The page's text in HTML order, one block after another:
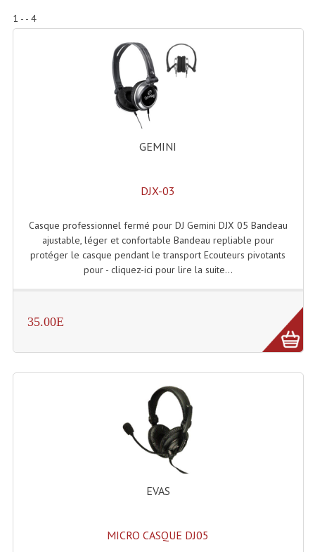
Cellule (s)
Diamants
Pieds D'enceintes
Amplificateurs Multi-Canaux
Casques Stéréo
Compresseurs , Limiteurs , Noise Gate
Egaliseur Egaliseurs
Enceintes, Système Amplifiés
Enceintes Passives Sono
Retours De Scène
Enceinte Nomade Bluetooth
1 - - 4
GEMINI
DJX-03
Casque professionnel fermé pour DJ Gemini DJX 05 Bandeau
ajustable, léger et confortable Bandeau repliable pour
protéger le casque pendant le transport Ecouteurs pivotants
pour - cliquez-ici pour lire la suite...
35.00E
EVAS
MICRO CASQUE DJ05